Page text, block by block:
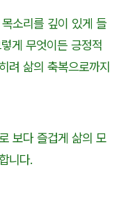
소리를 깊이 있게 들
게 무엇이든 긍정적
려 삶의 축복으로까지
보다 즐겁게 삶의 모
니다.